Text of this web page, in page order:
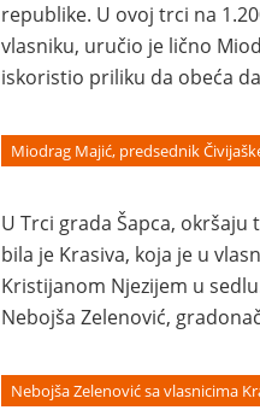
republike. U ovoj trci na
vlasniku, uručio je lično
iskoristio priliku da obeća
Miodrag Majić, predsednik
U Trci grada Šapca,
bila je Krasiva, koja je u
Kristijanom Njezijem u
Nebojša Zelenović,
Nebojša Zelenović sa vlasnicima